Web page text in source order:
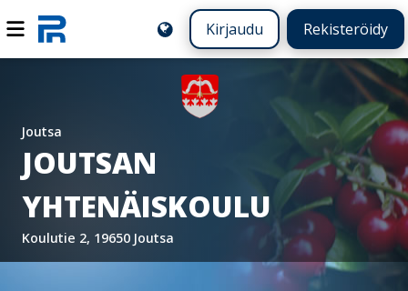
Kirjaudu Rekisteröidy
Joutsa
JOUTSAN
YHTENÄISKOULU
Koulutie 2, 19650 Joutsa